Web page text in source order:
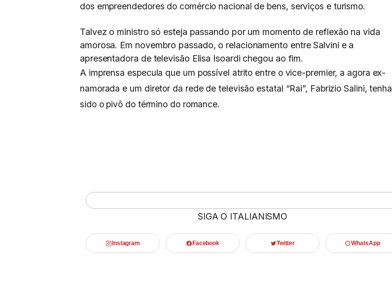
dos empreendedores do comércio nacional de bens, serviços e turismo.
Talvez o ministro só esteja passando por um momento de reflexão na vida
amorosa. Em novembro passado, o relacionamento entre Salvini e a
apresentadora de televisão Elisa Isoardi chegou ao fim.
A imprensa especula que um possível atrito entre o vice-premier, a agora ex-
namorada e um diretor da rede de televisão estatal “Rai”, Fabrizio Salini, tenha
sido o pivô do término do romance.
SIGA O ITALIANISMO
Instagram Facebook Twitter WhatsApp